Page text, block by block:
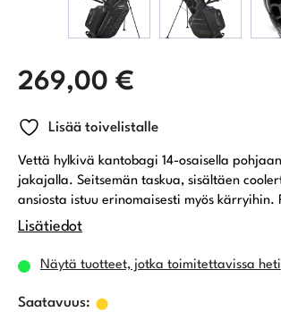
269,00 €
Lisää toivelistalle
Vettä hylkivä kantobagi 14-osaisella
jakajalla. Seitsemän taskua, sisältäen
ansiosta istuu erinomaisesti myös kärryihin.
Lisätiedot
Näytä tuotteet, jotka toimitettavissa heti